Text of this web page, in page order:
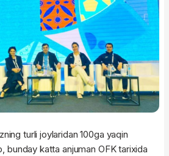
turli joylaridan 100ga yaqin
bunday katta anjuman OFK tarixida